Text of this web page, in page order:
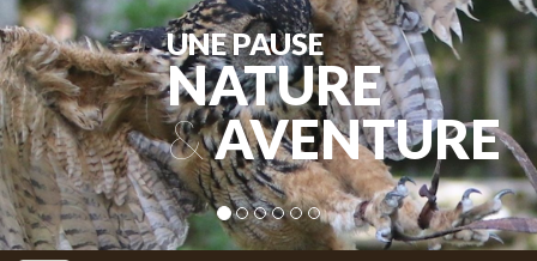
UNE PAUSE
NATURE
&AVENTURE